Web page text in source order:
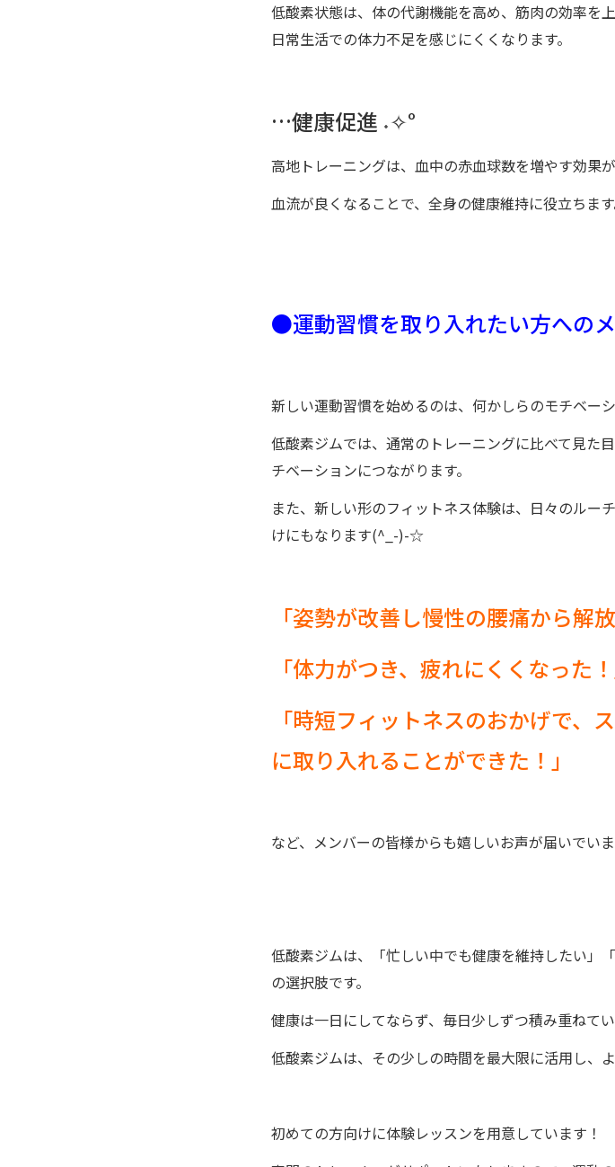
低酸素状態は、体の代謝機能を高め、筋肉の効率を
日常生活での体力不足を感じにくくなります。
…健康促進 ˖✧°
高地トレーニングは、血中の赤血球数を増やす効果
血流が良くなることで、全身の健康維持に役立ちます
●運動習慣を取り入れたい方への
新しい運動習慣を始めるのは、何かしらのモチベーシ
低酸素ジムでは、通常のトレーニングに比べて見た
チベーションにつながります。
また、新しい形のフィットネス体験は、日々のルー
けにもなります(^_-)-☆
「姿勢が改善し慢性の腰痛から解
「体力がつき、疲れにくくなった！
「時短フィットネスのおかげで、
に取り入れることができた！」
など、メンバーの皆様からも嬉しいお声が届いでい
低酸素ジムは、「忙しい中でも健康を維持したい」
の選択肢です。
健康は一日にしてならず、毎日少しずつ積み重ねてい
低酸素ジムは、その少しの時間を最大限に活用し、
初めての方向けに体験レッスンを用意しています！